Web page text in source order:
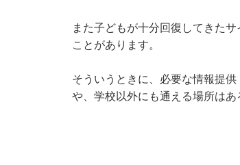
また子どもが十分回復してきた
ことがあります。
そういうときに、必要な情報提
や、学校以外にも通える場所はあ